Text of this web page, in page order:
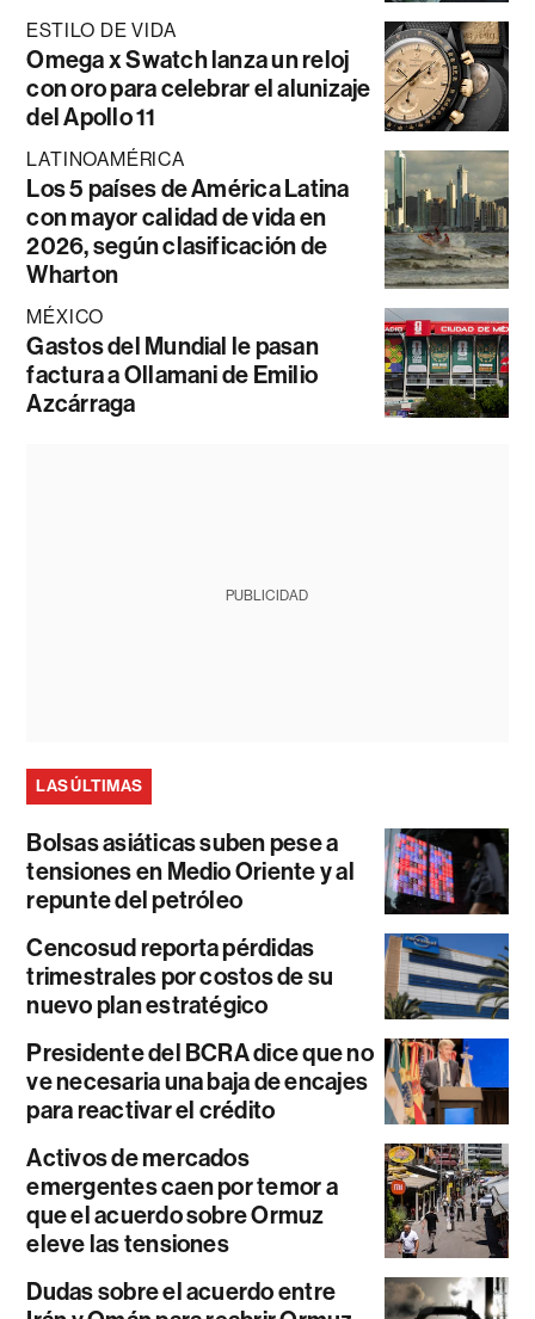
ESTILO DE VIDA
Omega x Swatch lanza un reloj
con oro para celebrar el alunizaje
del Apollo 11
LATINOAMÉRICA
Los 5 países de América Latina
con mayor calidad de vida en
2026, según clasificación de
Wharton
MÉXICO
Gastos del Mundial le pasan
factura a Ollamani de Emilio
Azcárraga
PUBLICIDAD
LAS ÚLTIMAS
Bolsas asiáticas suben pese a
tensiones en Medio Oriente y al
repunte del petróleo
Cencosud reporta pérdidas
trimestrales por costos de su
nuevo plan estratégico
Presidente del BCRA dice que no
ve necesaria una baja de encajes
para reactivar el crédito
Activos de mercados
emergentes caen por temor a
que el acuerdo sobre Ormuz
eleve las tensiones
Dudas sobre el acuerdo entre